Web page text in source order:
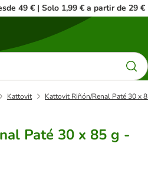
49 € | Solo 1,99 € a partir de 29 €
Kattovit Kattovit Riñón/Renal Paté 30 x
Paté 30 x 85 g -